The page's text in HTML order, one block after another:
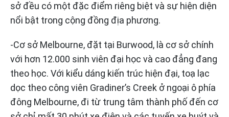
sở đều có một đặc điểm riêng biệt và sự hiện diện
nổi bật trong cộng đồng địa phương.
-Cơ sở Melbourne, đặt tại Burwood, là cơ sở chính
với hơn 12.000 sinh viên đại học và cao đẳng đang
theo học. Với kiểu dáng kiến trúc hiện đại, toạ lạc
dọc theo công viên Gradiner’s Creek ở ngoại ô phía
đông Melbourne, đi từ trung tâm thành phố đến cơ